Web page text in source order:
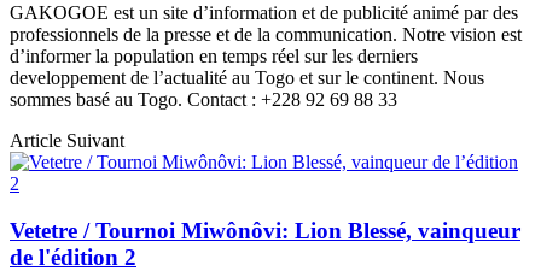
GAKOGOE est un site d’information et de publicité animé par des
professionnels de la presse et de la communication. Notre vision est
d’informer la population en temps réel sur les derniers
developpement de l’actualité au Togo et sur le continent. Nous
sommes basé au Togo. Contact : +228 92 69 88 33
Article Suivant
Vetetre / Tournoi Miwônôvi: Lion Blessé, vainqueur
de l'édition 2